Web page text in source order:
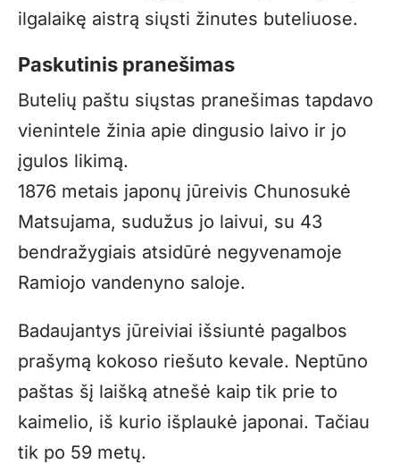
ilgalaikę aistrą siųsti žinutes buteliuose.
Paskutinis pranešimas
Butelių paštu siųstas pranešimas tapdavo
vienintele žinia apie dingusio laivo ir jo
įgulos likimą.
1876 metais japonų jūreivis Chunosukė
Matsujama, sudužus jo laivui, su 43
bendražygiais atsidūrė negyvenamoje
Ramiojo vandenyno saloje.
Badaujantys jūreiviai išsiuntė pagalbos
prašymą kokoso riešuto kevale. Neptūno
paštas šį laišką atnešė kaip tik prie to
kaimelio, iš kurio išplaukė japonai. Tačiau
tik po 59 metų.